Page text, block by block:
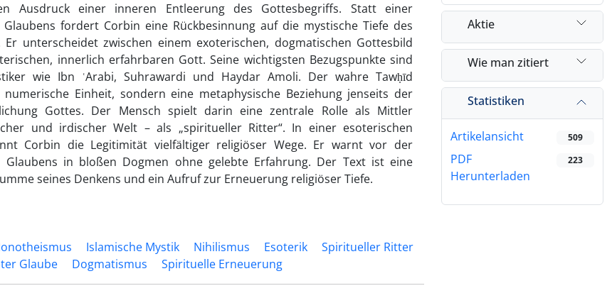
Ausdruck einer inneren Entleerung des Gottesbegriffs. Statt einer
fordert Corbin eine Rückbesinnung auf die mystische Tiefe des
Er unterscheidet zwischen einem exoterischen, dogmatischen Gottesbild
innerlich erfahrbaren Gott. Seine wichtigsten Bezugspunkte sind
wie Ibn ʿArabi, Suhrawardi und Haydar Amoli. Der wahre Tawḥīd
Einheit, sondern eine metaphysische Beziehung jenseits der
Gottes. Der Mensch spielt darin eine zentrale Rolle als Mittler
und irdischer Welt – als „spiritueller Ritter“. In einer esoterischen
Corbin die Legitimität vielfältiger religiöser Wege. Er warnt vor der
Glaubens in bloßen Dogmen ohne gelebte Erfahrung. Der Text ist eine
seines Denkens und ein Aufruf zur Erneuerung religiöser Tiefe.
Islamische Mystik Nihilismus Esoterik
Spiritueller Ritter
Glaube Dogmatismus Spirituelle Erneuerung
Aktie
Wie man zitiert
Statistiken
Artikelansicht 509
PDF
Herunterladen
223